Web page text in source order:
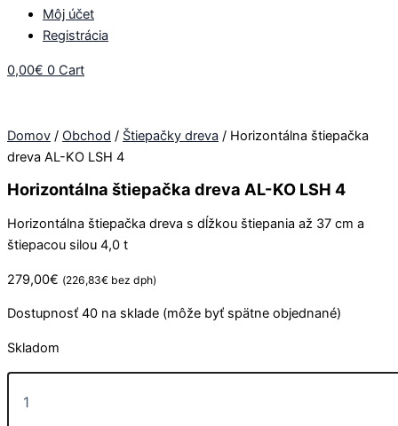
Môj účet
Registrácia
0,00€ 0 Cart
Domov / Obchod / Štiepačky dreva / Horizontálna štiepačka
dreva AL-KO LSH 4
Horizontálna štiepačka dreva AL-KO LSH 4
Horizontálna štiepačka dreva s dĺžkou štiepania až 37 cm a
štiepacou silou 4,0 t
279,00€ (226,83€ bez dph)
Dostupnosť 40 na sklade (môže byť spätne objednané)
Skladom